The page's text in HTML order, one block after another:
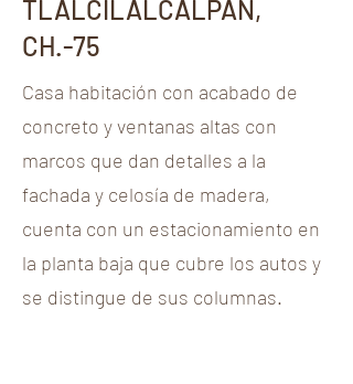
TLALCILALCALPAN,
CH.-75
Casa habitación con acabado de
concreto y ventanas altas con
marcos que dan detalles a la
fachada y celosía de madera,
cuenta con un estacionamiento en
la planta baja que cubre los autos y
se distingue de sus columnas.